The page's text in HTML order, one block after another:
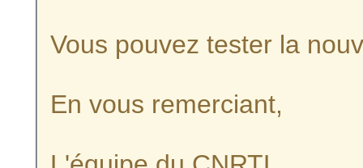
Vous pouvez tester la
En vous remerciant,